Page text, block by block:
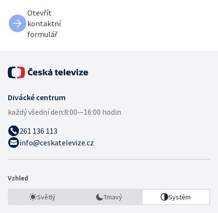
Otevřít
kontaktní
formulář
Divácké centrum
každý všední den:8:00—16:00 hodin
261 136 113
info@ceskatelevize.cz
Vzhled
Světlý Tmavý Systém